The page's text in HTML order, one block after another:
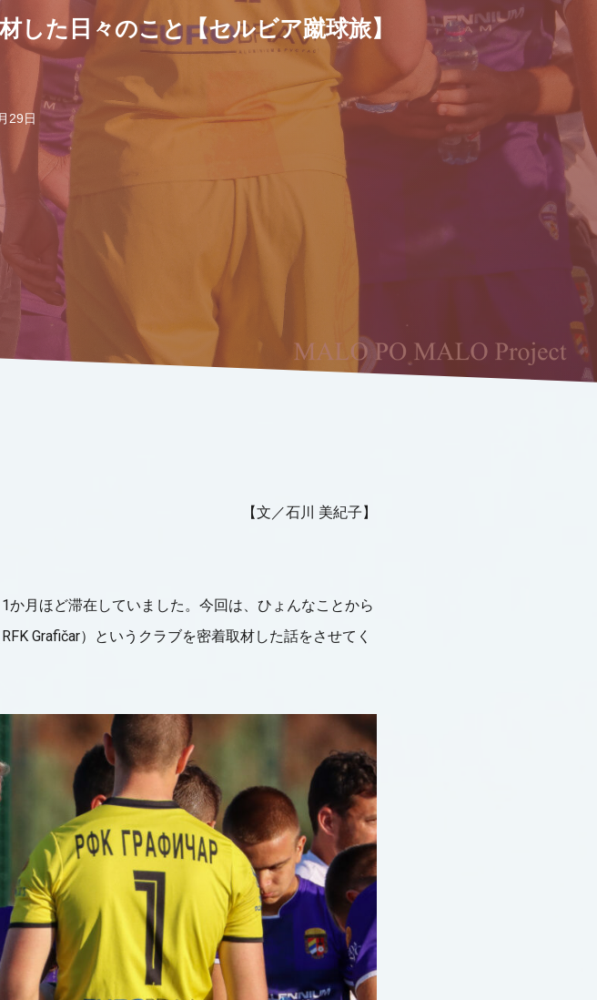
した日々のこと【セルビア蹴球旅】
29日
【文／石川 美紀子】
月ほど滞在していました。今回は、ひょんなことから
Grafičar）というクラブを密着取材した話をさせてく